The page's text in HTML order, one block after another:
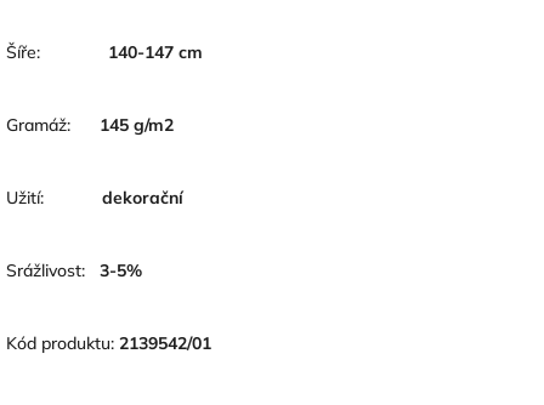
Šíře: 140-147 cm
Gramáž: 145 g/m2
Užití: dekorační
Srážlivost: 3-5%
Kód produktu: 2139542/01